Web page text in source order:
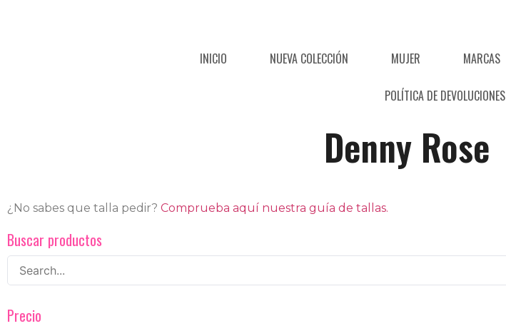
INICIO NUEVA COLECCIÓN MUJER MARCAS
POLÍTICA DE DEVOLUCIONES
Denny Rose
¿No sabes que talla pedir? Comprueba aquí nuestra guía de tallas.
Buscar productos
Precio